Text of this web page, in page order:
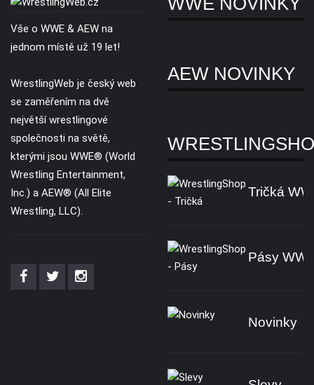
Vše o WWE & AEW na
jednom místě už 19 let!
WrestlingWeb je český web
se zaměřením na dvě
největší wrestlingové
společnosti na světě,
kterými jsou WWE® (World
Wrestling Entertainment,
Inc.) a AEW® (All Elite
Wrestling, LLC).
AEW NOVINKY
Tričká
Pásy
Novinky